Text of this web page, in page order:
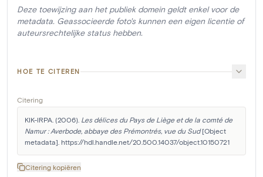
Deze toewijzing aan het publiek domein geldt enkel voor de
metadata. Geassocieerde foto's kunnen een eigen licentie of
auteursrechtelijke status hebben.
HOE TE CITEREN
Citering
KIK-IRPA. (2006). Les délices du Pays de Liège et de la comté de
Namur : Averbode, abbaye des Prémontrés, vue du Sud [Object
metadata]. https://hdl.handle.net/20.500.14037/object.10150721
Citering kopiëren